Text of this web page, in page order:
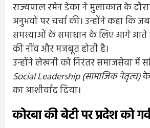
राज्यपाल रमेन डेका ने मुलाकात के
अनुभवों पर चर्चा की। उन्होंने कहा कि
समस्याओं के समाधान के लिए आगे आते हैं,
की नींव और मजबूत होती है।
उन्होंने लेखनी को निरंतर समाजसेवा में
Social Leadership (सामाजिक नेतृत्व)
का आशीर्वाद दिया।
कोरबा की बेटी पर प्रदेश को